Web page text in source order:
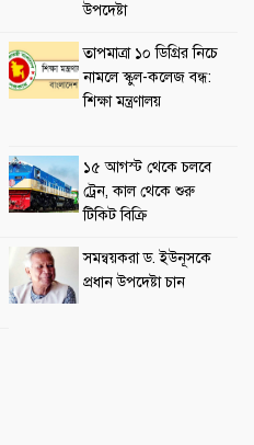
উপদেষ্টা
তাপমাত্রা ১০ ডিগ্রির নিচে
নামলে স্কুল-কলেজ বন্ধ:
শিক্ষা মন্ত্রণালয়
১৫ আগস্ট থেকে চলবে
ট্রেন, কাল থেকে শুরু
টিকিট বিক্রি
সমন্বয়করা ড. ইউনূসকে
প্রধান উপদেষ্টা চান